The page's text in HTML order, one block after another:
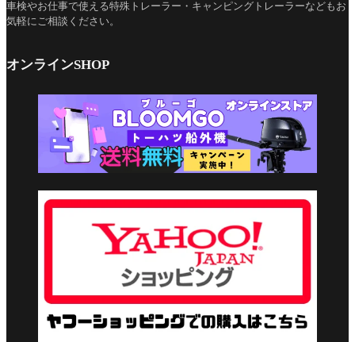
車検やお仕事で使える特殊トレーラー・キャンピングトレーラーなどもお
気軽にご相談ください。
オンラインSHOP